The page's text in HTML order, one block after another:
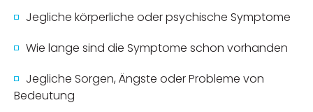
Jegliche körperliche oder psychische Symptome
Wie lange sind die Symptome schon vorhanden
Jegliche Sorgen, Ängste oder Probleme von
Bedeutung